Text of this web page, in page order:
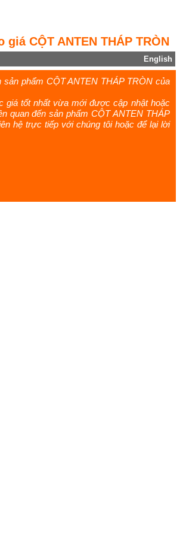
giá CỘT ANTEN THÁP TRÒN
English
phẩm CỘT ANTEN THÁP TRÒN của
giá tốt nhất vừa mới được cập nhật hoặc
quan đến sản phẩm CỘT ANTEN THÁP
hệ trực tiếp với chúng tôi hoặc để lại lời